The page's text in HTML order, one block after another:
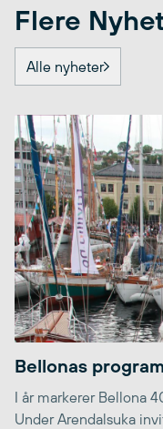
Flere
Alle nyheter
Bellonas
I år markerer Bellona
Under Arendalsuka